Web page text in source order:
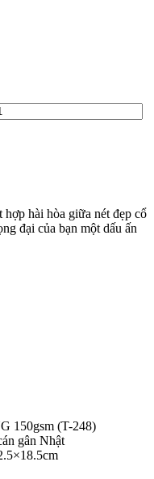
hài hòa giữa nét đẹp cổ
đại của bạn một dấu ấn
150gsm (T-248)
gân Nhật